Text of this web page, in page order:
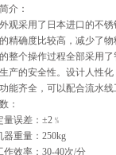
介：
观采用了日本进口的不
精确度比较高，减少了物
整个操作过程全部采用
产的安全性。设计人性化
能齐全，可以配合流水
：
量误差：±2﹪
器重量：250kg
作效率：30-40次/分